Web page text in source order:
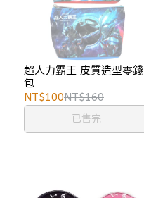
超人力霸王 皮質造型零錢
包
NT$100NT$160
已售完